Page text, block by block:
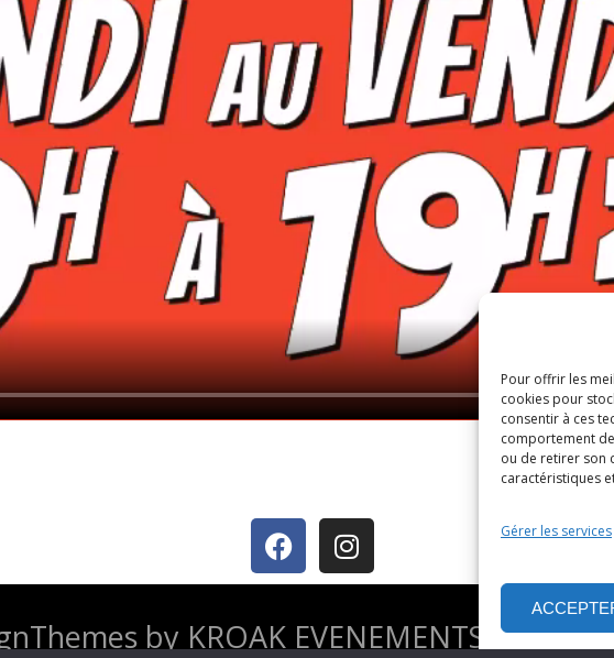
Pour offrir les
cookies pour
consentir à ces
comportement
ou de retirer son
caractéristiques
Gérer les services
by KROAK EVENEMENTS situé au